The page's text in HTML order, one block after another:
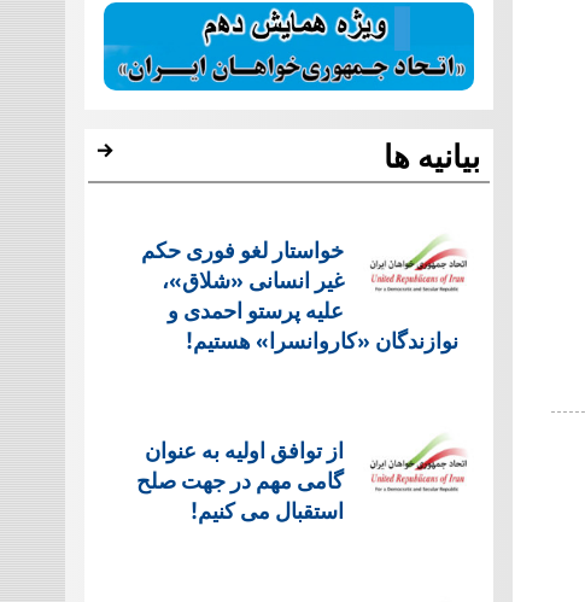
بیانیه ها
خواستار لغو فوری حکم
غیر انسانی «شلاق»،
علیه پرستو احمدی و
نوازندگان «کاروانسرا» هستیم!
از توافق اولیه به عنوان
گامی مهم در جهت صلح
استقبال می کنیم!